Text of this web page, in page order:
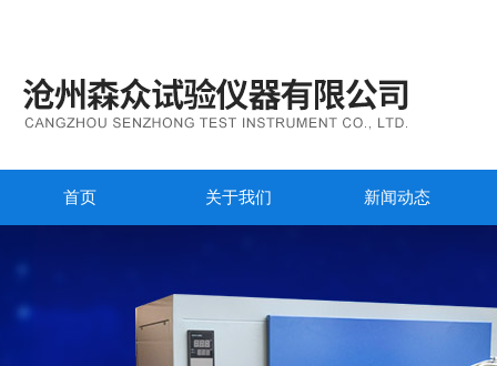
首页 关于我们 新闻动态